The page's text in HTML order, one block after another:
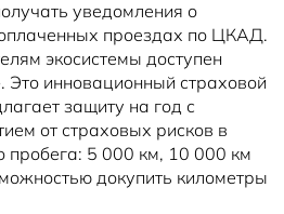
уведомления о
проездах по ЦКАД.
экосистемы доступен
инновационный страховой
защиту на год с
от страховых рисков в
пробега: 5 000 км, 10 000 км
докупить километры